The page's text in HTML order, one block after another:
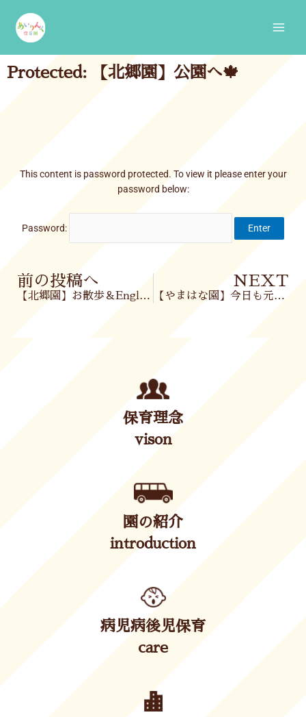
content
Protected: 【北郷園】公園へ🍁
This content is password protected. To view it please enter your
password below:
Password:
Prev
前の投稿へ
【北郷園】お散歩＆English✨
NEXT
【やまはな園】今日も元気いっぱい😊
保育理念
vison
園の紹介
introduction
病児病後児保育
care